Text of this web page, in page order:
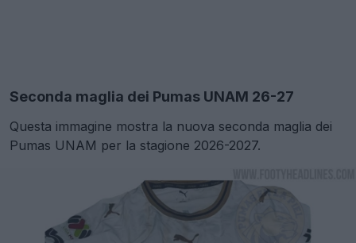
Seconda maglia dei Pumas UNAM 26-27
Questa immagine mostra la nuova seconda maglia dei
Pumas UNAM per la stagione 2026-2027.